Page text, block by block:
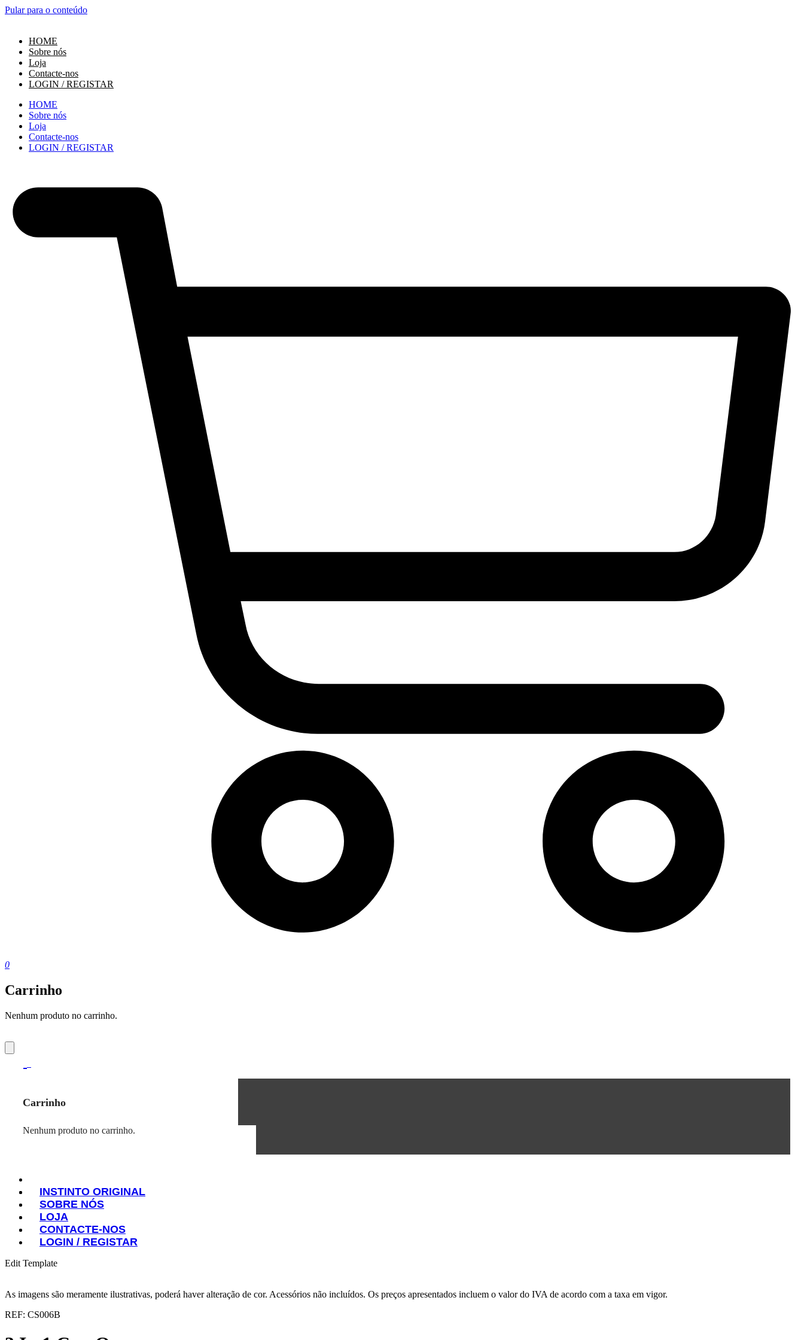
Pular para o conteúdo
HOME
Sobre nós
Loja
Contacte-nos
LOGIN / REGISTAR
HOME
Sobre nós
Loja
Contacte-nos
LOGIN / REGISTAR
0
Carrinho
Nenhum produto no carrinho.
Carrinho
Nenhum produto no carrinho.
SOBRE NÓS
LOJA
CONTACTE-NOS
LOGIN / REGISTAR
INSTINTO ORIGINAL
SOBRE NÓS
LOJA
CONTACTE-NOS
LOGIN / REGISTAR
Edit Template
As imagens são meramente ilustrativas, poderá haver alteração de cor. Acessórios não incluídos. Os preços apresentados incluem o valor do IVA de acordo com a taxa em vigor.
REF: CS006B